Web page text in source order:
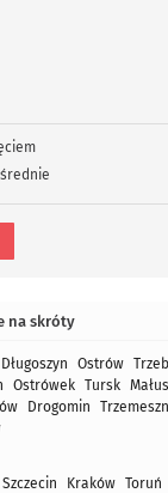
na skróty
Długoszyn Ostrów
Ostrówek Tursk
Drogomin
Szczecin Kraków Toruń